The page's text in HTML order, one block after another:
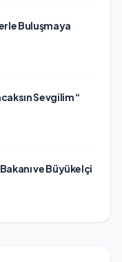
Buluşmaya
Sevgilim “
ve Büyükelçi